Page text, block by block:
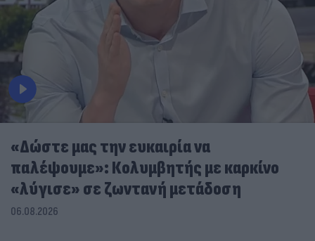
«Δώστε μας την ευκαιρία να
παλέψουμε»: Κολυμβητής με καρκίνο
«λύγισε» σε ζωντανή μετάδοση
06.08.2026